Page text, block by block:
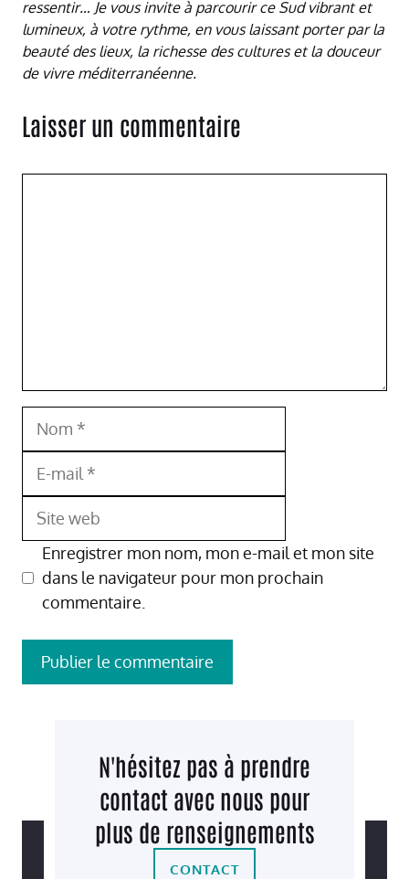
ressentir… Je vous invite à parcourir ce Sud vibrant et
lumineux, à votre rythme, en vous laissant porter par la
beauté des lieux, la richesse des cultures et la douceur
de vivre méditerranéenne.
Laisser un commentaire
Enregistrer mon nom, mon e-mail et mon site
dans le navigateur pour mon prochain
commentaire.
N'hésitez pas à prendre
contact avec nous pour
plus de renseignements
CONTACT